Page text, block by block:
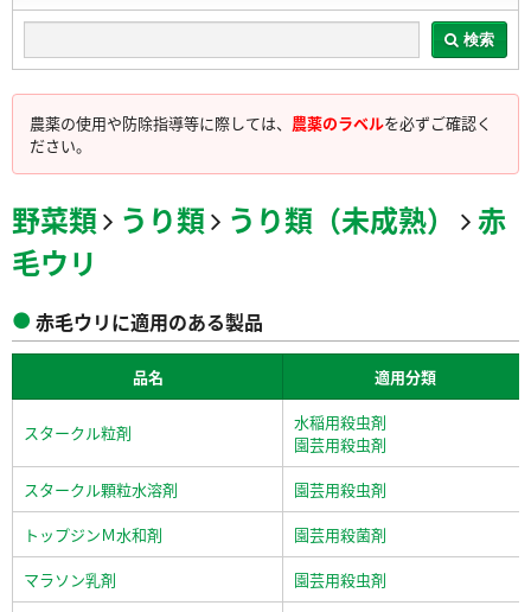
検索
農薬の使用や防除指導等に際しては、 農薬のラベルを必ずご確認く
ださい。
野菜類 うり類 うり類（未成熟）
赤
毛ウリ
赤毛ウリに適用のある製品
品名 適用分類
スタークル粒剤
水稲用殺虫剤
園芸用殺虫剤
スタークル顆粒水溶剤
園芸用殺虫剤
トップジンＭ水和剤
園芸用殺菌剤
マラソン乳剤
園芸用殺虫剤